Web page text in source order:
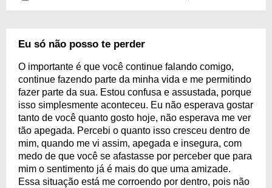
Eu só não posso te perder
O importante é que você continue falando comigo,
continue fazendo parte da minha vida e me permitindo
fazer parte da sua. Estou confusa e assustada, porque
isso simplesmente aconteceu. Eu não esperava gostar
tanto de você quanto gosto hoje, não esperava me ver
tão apegada. Percebi o quanto isso cresceu dentro de
mim, quando me vi assim, apegada e insegura, com
medo de que você se afastasse por perceber que para
mim o sentimento já é mais do que uma amizade.
Essa situação está me corroendo por dentro, pois não